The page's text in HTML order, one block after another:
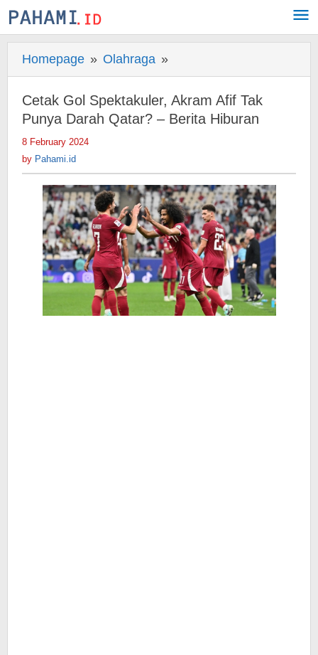
Skip
to
Homepage » Olahraga »
Gol
Spektakuler,
Akram
Punya
Darah
Qatar?
-
Berita
Hiburan
Cetak Gol Spektakuler, Akram Afif Tak
Punya Darah Qatar? – Berita Hiburan
8 February 2024
by Pahami.id